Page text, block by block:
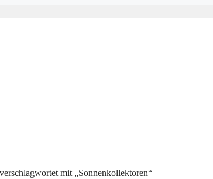
mit „Sonnenkollektoren“